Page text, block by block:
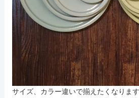
サイズ、カラー違いで揃えたくなります